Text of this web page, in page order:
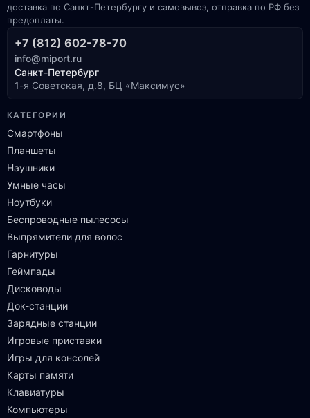
доставка по Санкт-Петербургу и самовывоз, отправка по РФ без
предоплаты.
+7 (812) 602-78-70
info@miport.ru
Санкт-Петербург
1-я Советская, д.8, БЦ «Максимус»
КАТЕГОРИИ
Смартфоны
Планшеты
Наушники
Умные часы
Ноутбуки
Беспроводные пылесосы
Выпрямители для волос
Гарнитуры
Геймпады
Дисководы
Док-станции
Зарядные станции
Игровые приставки
Игры для консолей
Карты памяти
Клавиатуры
Компьютеры